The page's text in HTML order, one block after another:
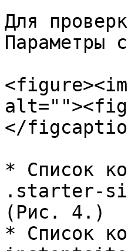
Для
Параметры
</
* Список
.starter-
(Рис. 4.)
* Список